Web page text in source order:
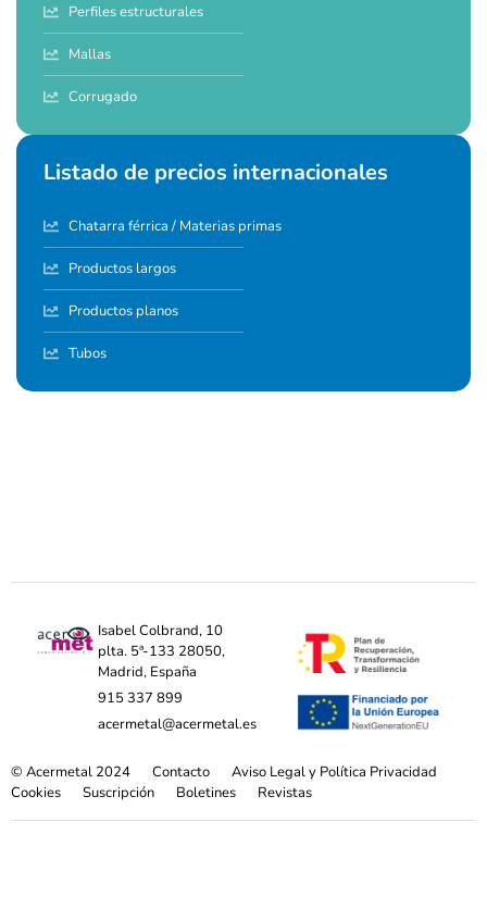
Perfiles estructurales
Mallas
Corrugado
Listado de precios internacionales
Chatarra férrica / Materias primas
Productos largos
Productos planos
Tubos
Isabel Colbrand, 10
plta. 5ª-133 28050,
Madrid, España
915 337 899
acermetal@acermetal.es
© Acermetal 2024 Contacto
Aviso Legal y Política Privacidad
Cookies
Suscripción Boletines Revistas